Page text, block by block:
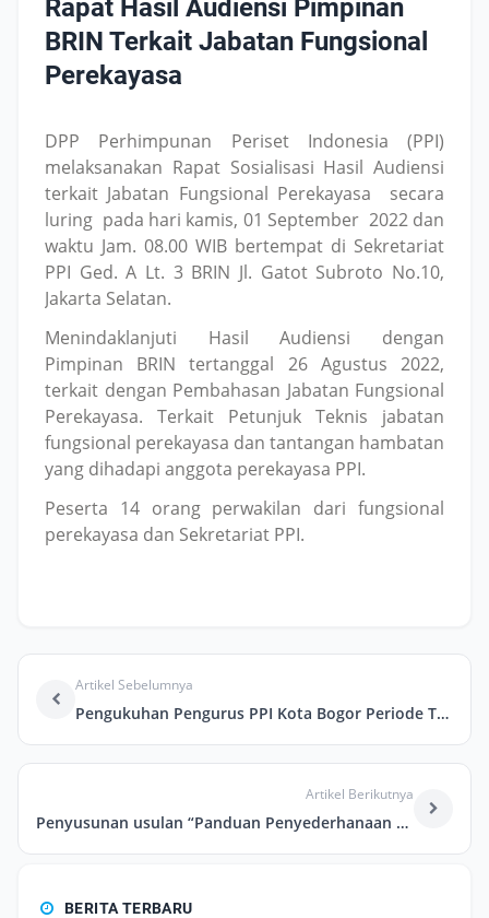
Rapat Hasil Audiensi Pimpinan
BRIN Terkait Jabatan Fungsional
Perekayasa
DPP Perhimpunan Periset Indonesia (PPI)
melaksanakan Rapat Sosialisasi Hasil Audiensi
terkait Jabatan Fungsional Perekayasa secara
luring pada hari kamis, 01 September 2022 dan
waktu Jam. 08.00 WIB bertempat di Sekretariat
PPI Ged. A Lt. 3 BRIN Jl. Gatot Subroto No.10,
Jakarta Selatan.
Menindaklanjuti Hasil Audiensi dengan
Pimpinan BRIN tertanggal 26 Agustus 2022,
terkait dengan Pembahasan Jabatan Fungsional
Perekayasa. Terkait Petunjuk Teknis jabatan
fungsional perekayasa dan tantangan hambatan
yang dihadapi anggota perekayasa PPI.
Peserta 14 orang perwakilan dari fungsional
perekayasa dan Sekretariat PPI.
Artikel Sebelumnya
Pengukuhan Pengurus PPI Kota Bogor Periode Tahun 2022 s.d 2025
Artikel Berikutnya
Penyusunan usulan “Panduan Penyederhanaan Penilaian Jabatan Fungsional Perekayasa”
BERITA TERBARU